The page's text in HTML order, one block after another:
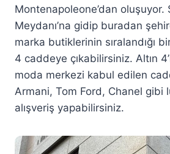
Montenapoleone’dan oluşuyor.
Meydanı’na gidip buradan
marka butiklerinin sıralandığı
4 caddeye çıkabilirsiniz. Altın
moda merkezi kabul edilen
Armani, Tom Ford, Chanel gibi
alışveriş yapabilirsiniz.